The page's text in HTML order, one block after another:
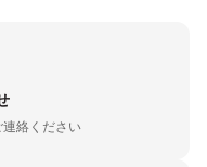
絡ください